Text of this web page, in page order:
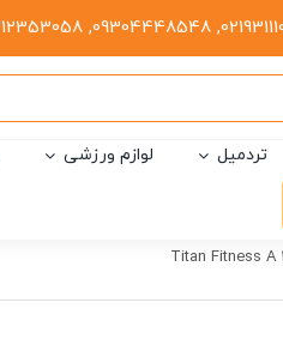
تردمیل لوازم ورزشی